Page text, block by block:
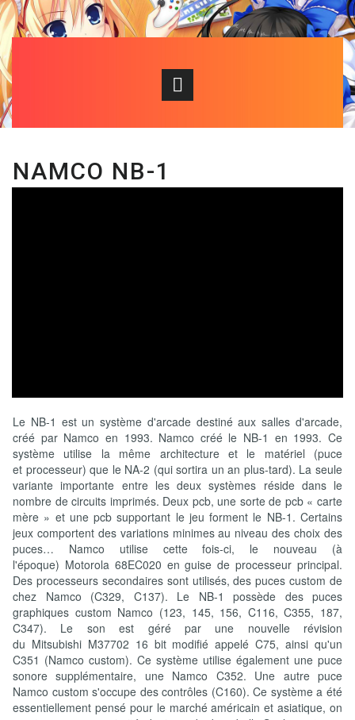
NAMCO NB-1
Le NB-1 est un système d'arcade destiné aux salles d'arcade,
créé par Namco en 1993. Namco créé le NB-1 en 1993. Ce
système utilise la même architecture et le matériel (puce
et processeur) que le NA-2 (qui sortira un an plus-tard). La seule
variante importante entre les deux systèmes réside dans le
nombre de circuits imprimés. Deux pcb, une sorte de pcb « carte
mère » et une pcb supportant le jeu forment le NB-1. Certains
jeux comportent des variations minimes au niveau des choix des
puces… Namco utilise cette fois-ci, le nouveau (à
l'époque) Motorola 68EC020 en guise de processeur principal.
Des processeurs secondaires sont utilisés, des puces custom de
chez Namco (C329, C137). Le NB-1 possède des puces
graphiques custom Namco (123, 145, 156, C116, C355, 187,
C347). Le son est géré par une nouvelle révision
du Mitsubishi M37702 16 bit modifié appelé C75, ainsi qu'un
C351 (Namco custom). Ce système utilise également une puce
sonore supplémentaire, une Namco C352. Une autre puce
Namco custom s'occupe des contrôles (C160). Ce système a été
essentiellement pensé pour le marché américain et asiatique, on